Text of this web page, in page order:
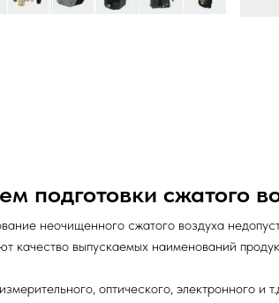
подготовки сжатого
неочищенного сжатого воздуха
качество выпускаемых наименований
оптического, электронного и